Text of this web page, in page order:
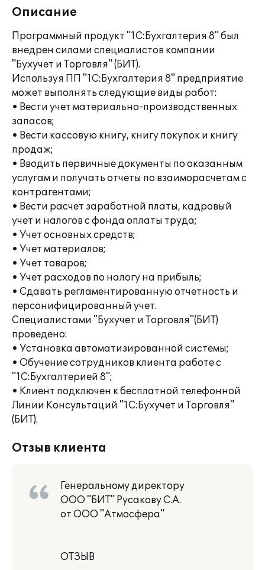
Описание
Программный продукт "1С:Бухгалтерия 8" был
внедрен силами специалистов компании
"Бухучет и Торговля" (БИТ).
Используя ПП "1С:Бухгалтерия 8" предприятие
может выполнять следующие виды работ:
• Вести учет материально-производственных
запасов;
• Вести кассовую книгу, книгу покупок и книгу
продаж;
• Вводить первичные документы по оказанным
услугам и получать отчеты по взаиморасчетам с
контрагентами;
• Вести расчет заработной платы, кадровый
учет и налогов с фонда оплаты труда;
• Учет основных средств;
• Учет материалов;
• Учет товаров;
• Учет расходов по налогу на прибыль;
• Сдавать регламентированную отчетность и
персонифицированный учет.
Специалистами "Бухучет и Торговля"(БИТ)
проведено:
• Установка автоматизированной системы;
• Обучение сотрудников клиента работе с
"1С:Бухгалтерией 8";
• Клиент подключен к бесплатной телефонной
Линии Консультаций "1С:Бухучет и Торговля"
(БИТ).
Отзыв клиента
Генеральному директору
ООО "БИТ" Русакову С.А.
от ООО "Атмосфера"
ОТЗЫВ